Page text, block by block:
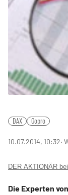
DAX Gopro
10.07.2014, 10:32‧
DER AKTIONÄR
Die Experten von